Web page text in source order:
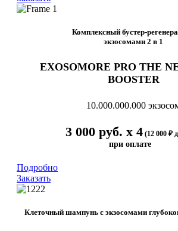
Комплексный бустер-
экзосомами 2 в 1
EXOSOMORE PRO THE
BOOSTER
10.000.000.000
3 000 руб. х 4 (12 000 ₽
при оплате
Подробно
Заказать
Клеточный шампунь с экзосомами